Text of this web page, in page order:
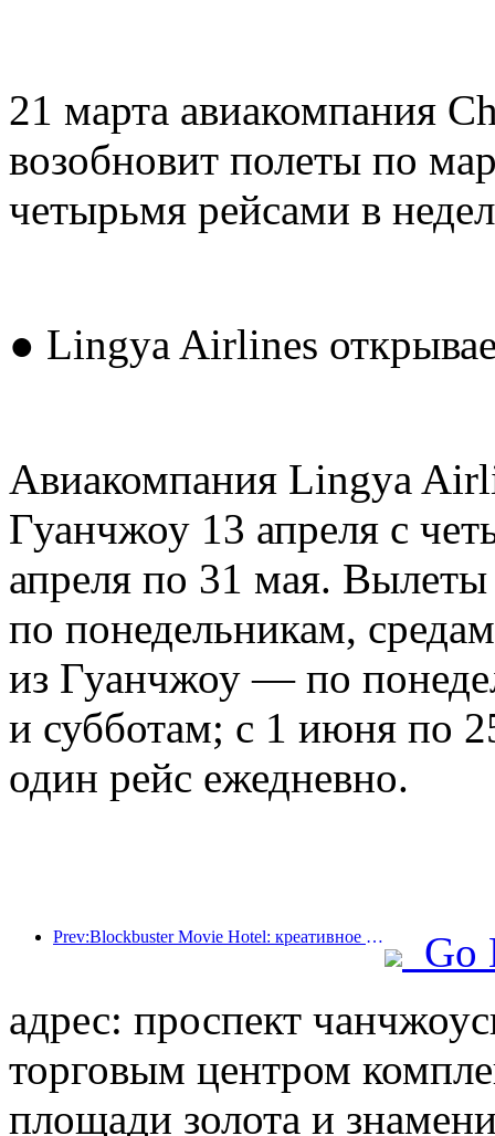
21 марта авиакомпания
возобновит полеты по
четырьмя рейсами в
● Lingya Airlines
Авиакомпания Lingya
Гуанчжоу 13 апреля с
апреля по 31 мая. Вылеты
по понедельникам,
из Гуанчжоу — по
и субботам; с 1 июня по
один рейс ежедневно.
Prev:Blockbuster Movie Hotel: креативное сочетание кинокультуры и опыта проживания
Go
адрес: проспект
торговым центром
площади золота и